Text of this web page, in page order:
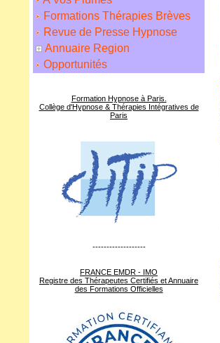
Formations Thérapies Brèves
Revue de Presse Hypnose
Annuaire Region
Opportunités
Formation Hypnose à Paris.
Collège d'Hypnose & Thérapies Intégratives de
Paris
-------------------
FRANCE EMDR - IMO
Registre des Thérapeutes Certifiés et Annuaire
des Formations Officielles